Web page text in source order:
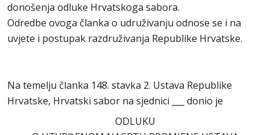
donošenja odluke Hrvatskoga sabora.
Odredbe ovoga članka o udruživanju odnose se i na
uvjete i postupak razdruživanja Republike Hrvatske.
Na temelju članka 148. stavka 2. Ustava Republike
Hrvatske, Hrvatski sabor na sjednici ___ donio je
ODLUKU